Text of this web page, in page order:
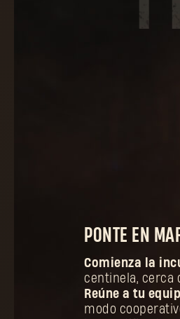
PONTE EN
Comienza la
centinela, cerca
Reúne a tu
modo